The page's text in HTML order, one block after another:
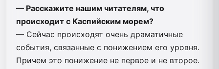
— Расскажите нашим читателям, что
происходит с Каспийским морем?
— Сейчас происходят очень драматичные
события, связанные с понижением его уровня.
Причем это понижение не первое и не второе.